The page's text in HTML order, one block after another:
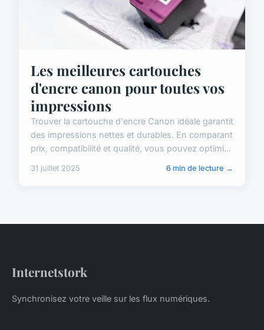
Les meilleures cartouches
d'encre canon pour toutes vos
impressions
Trouver la cartouche d'encre Canon idéale garantit
des impressions nettes et durables. En comparant
prix, compatibilité et qualité, vous pouvez optimi...
31 juillet 2025 6 min de lecture →
Internetstork
Synchronisez votre veille sur les flux numériques.